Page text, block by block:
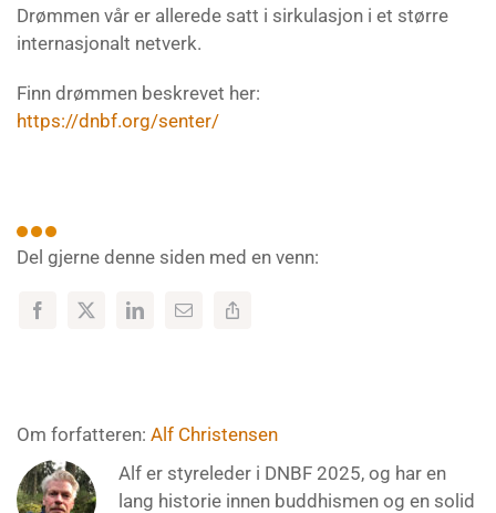
Drømmen vår er allerede satt i sirkulasjon i et større
internasjonalt netverk.
Finn drømmen beskrevet her:
https://dnbf.org/senter/
Del gjerne denne siden med en venn:
Om forfatteren: Alf Christensen
Alf er styreleder i DNBF 2025, og har en
lang historie innen buddhismen og en solid